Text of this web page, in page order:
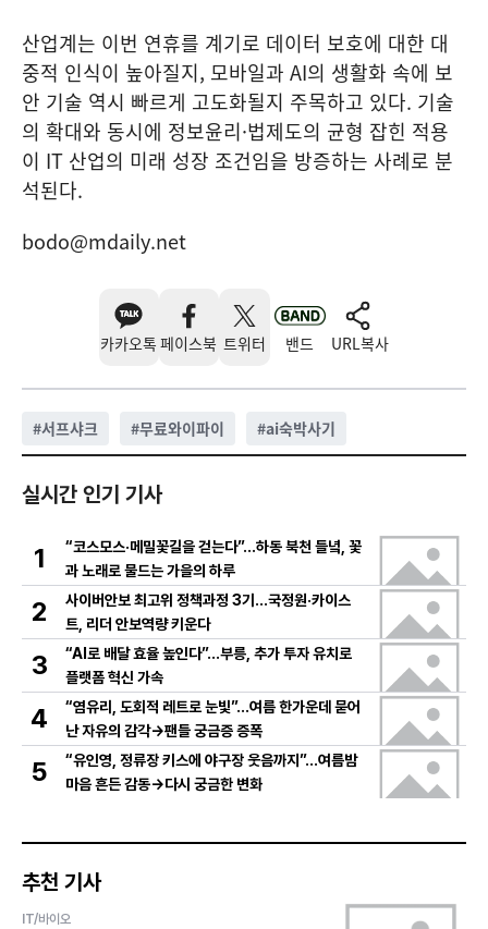
산업계는 이번 연휴를 계기로 데이터 보호에 대한 대
중적 인식이 높아질지, 모바일과 AI의 생활화 속에 보
안 기술 역시 빠르게 고도화될지 주목하고 있다. 기술
의 확대와 동시에 정보윤리·법제도의 균형 잡힌 적용
이 IT 산업의 미래 성장 조건임을 방증하는 사례로 분
석된다.
bodo@mdaily.net
카카오톡 페이스북 트위터 밴드 URL복사
#서프샤크 #무료와이파이 #ai숙박사기
실시간 인기 기사
1
“코스모스·메밀꽃길을 걷는다”…하동 북천 들녘, 꽃
과 노래로 물드는 가을의 하루
2
사이버안보 최고위 정책과정 3기…국정원·카이스
트, 리더 안보역량 키운다
3
“AI로 배달 효율 높인다”…부릉, 추가 투자 유치로
플랫폼 혁신 가속
4
“염유리, 도회적 레트로 눈빛”…여름 한가운데 묻어
난 자유의 감각→팬들 궁금증 증폭
5
“유인영, 정류장 키스에 야구장 웃음까지”…여름밤
마음 흔든 감동→다시 궁금한 변화
추천 기사
IT/바이오